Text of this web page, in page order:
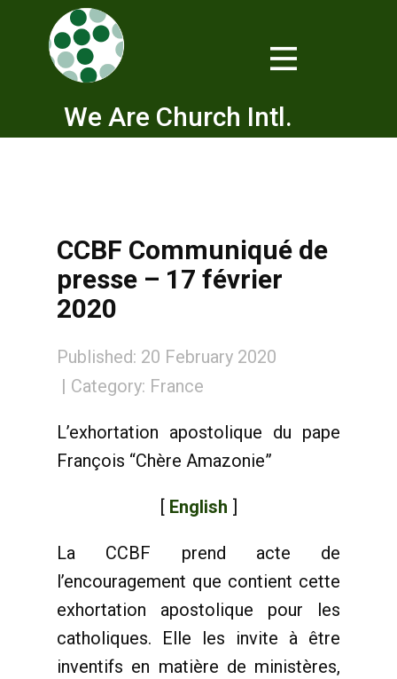
We Are Church Intl.
CCBF Communiqué de
presse – 17 février
2020
Published: 20 February 2020
Category: France
L’exhortation apostolique du pape
François “Chère Amazonie”
[ English ]
La CCBF prend acte de
l’encouragement que contient cette
exhortation apostolique pour les
catholiques. Elle les invite à être
inventifs en matière de ministères,